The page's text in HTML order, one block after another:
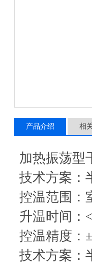
产品介绍 相
加热振荡
技术方案：
控温范围：
升温时间：
控温精度：
技术方案：